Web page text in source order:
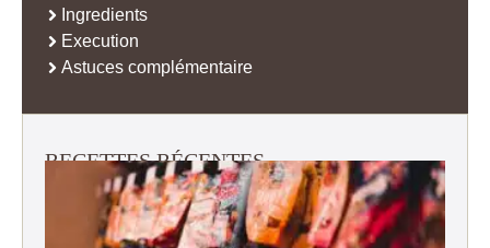
Ingredients
Execution
Astuces complémentaire
RECETTES RÉCENTES